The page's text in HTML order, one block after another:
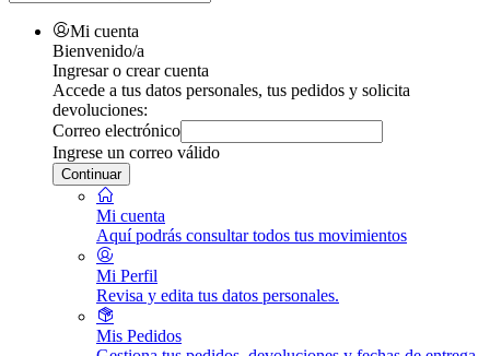
Mi cuenta
Bienvenido/a
Ingresar o crear cuenta
Accede a tus datos personales, tus pedidos y solicita
devoluciones:
Correo electrónico
Ingrese un correo válido
Continuar
Mi cuenta
Aquí podrás consultar todos tus movimientos
Mi Perfil
Revisa y edita tus datos personales.
Mis Pedidos